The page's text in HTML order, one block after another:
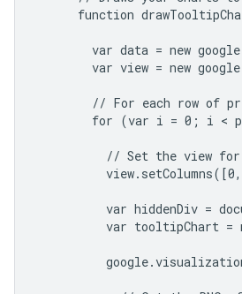
function
var data = new
var view = new
// For each row of
for (var i = 0; i <
// Set the view
var hiddenDiv =
var tooltipChart =